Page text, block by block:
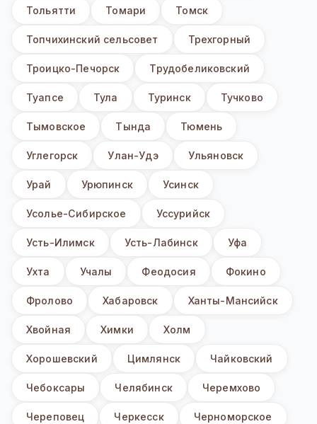
Тольятти Томари Томск
Топчихинский сельсовет Трехгорный
Троицко-Печорск Трудобеликовский
Туапсе Тула Туринск Тучково
Тымовское Тында Тюмень
Углегорск Улан-Удэ Ульяновск
Урай Урюпинск Усинск
Усолье-Сибирское Уссурийск
Усть-Илимск Усть-Лабинск Уфа
Ухта Учалы Феодосия Фокино
Фролово Хабаровск Ханты-Мансийск
Хвойная Химки Холм
Хорошевский Цимлянск Чайковский
Чебоксары Челябинск Черемхово
Череповец Черкесск Черноморское